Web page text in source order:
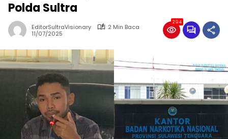
Polda Sultra
EditorSultraVisionary
2 Min Baca
11/07/2025
294